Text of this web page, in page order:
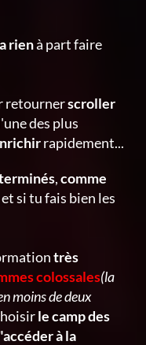
rienà part faire
retournerscroller
des plus
rapidement...
,comme
si tu fais bien les
très
colossales(la
moins de deux
le camp des
à la